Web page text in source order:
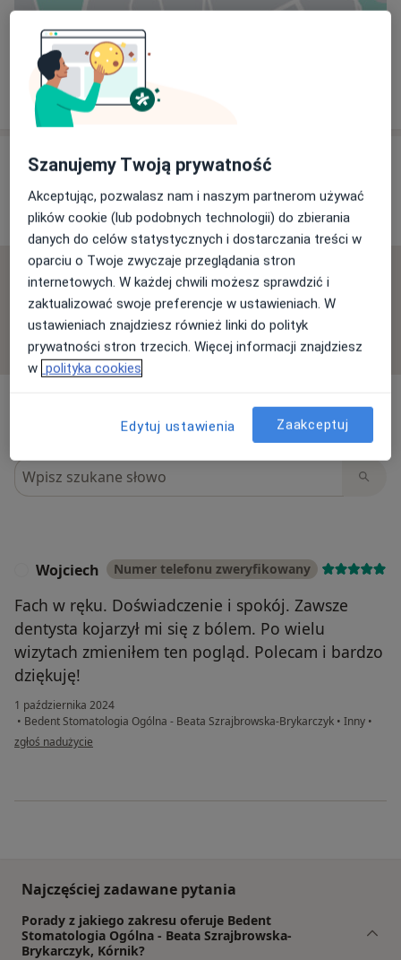
Bedent Stomatologia Ogólna - Beata Szrajbrowska-
Brykarczyk
Poznańska 34A., 62-035 Kórnik
Opinie o specjalistach (1)
1 opinia
Sprawdzamy wszystkie opinie. Moderujemy je
zgodnie z naszymi zasadami, dowiedz się więcej o
opiniach i sposobie obliczania gwiazdek na
Dowiedz się więcejDowiedz się więcej o opiniach
Szukaj w opiniach
Wojciech Numer telefonu zweryfikowany
Fach w ręku. Doświadczenie i spokój. Zawsze
dentysta kojarzył mi się z bólem. Po wielu
wizytach zmieniłem ten pogląd. Polecam i bardzo
dziękuję!
1 października 2024
• Bedent Stomatologia Ogólna - Beata Szrajbrowska-Brykarczyk • Inny •
w opinii użytkownika Wojciech
zgłoś nadużycie
Najczęściej zadawane pytania
Porady z jakiego zakresu oferuje Bedent
Stomatologia Ogólna - Beata Szrajbrowska-
Brykarczyk, Kórnik?
Szanujemy Twoją prywatność
Akceptując, pozwalasz nam i naszym partnerom używać
plików cookie (lub podobnych technologii) do zbierania
danych do celów statystycznych i dostarczania treści w
oparciu o Twoje zwyczaje przeglądania stron
internetowych. W każdej chwili możesz sprawdzić i
zaktualizować swoje preferencje w ustawieniach. W
ustawieniach znajdziesz również linki do polityk
prywatności stron trzecich. Więcej informacji znajdziesz
w polityka cookies
Edytuj ustawienia Zaakceptuj